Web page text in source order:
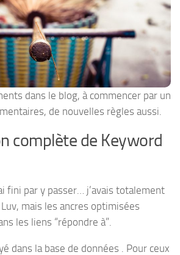
dans le blog, à commencer par un
de nouvelles règles aussi.
complète de Keyword
fini par y passer… j’avais totalement
mais les ancres optimisées
les liens “répondre à”.
dans la base de données . Pour ceux